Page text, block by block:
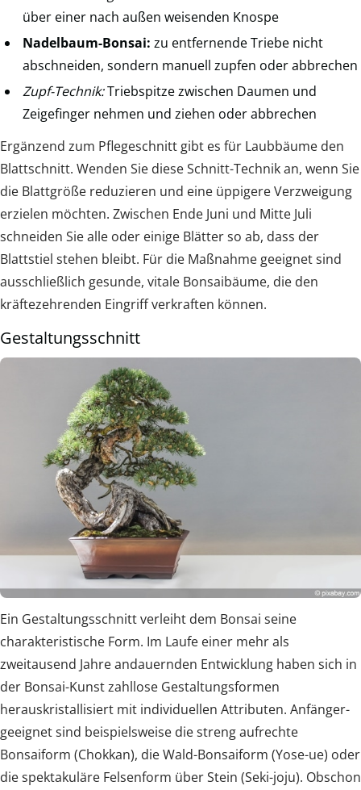
über einer nach außen weisenden Knospe
Nadelbaum-Bonsai: zu entfernende Triebe nicht
abschneiden, sondern manuell zupfen oder abbrechen
Zupf-Technik:Triebspitze zwischen Daumen und
Zeigefinger nehmen und ziehen oder abbrechen
Ergänzend zum Pflegeschnitt gibt es für Laubbäume den
Blattschnitt. Wenden Sie diese Schnitt-Technik an, wenn Sie
die Blattgröße reduzieren und eine üppigere Verzweigung
erzielen möchten. Zwischen Ende Juni und Mitte Juli
schneiden Sie alle oder einige Blätter so ab, dass der
Blattstiel stehen bleibt. Für die Maßnahme geeignet sind
ausschließlich gesunde, vitale Bonsaibäume, die den
kräftezehrenden Eingriff verkraften können.
Gestaltungsschnitt
Ein Gestaltungsschnitt verleiht dem Bonsai seine
charakteristische Form. Im Laufe einer mehr als
zweitausend Jahre andauernden Entwicklung haben sich in
der Bonsai-Kunst zahllose Gestaltungsformen
herauskristallisiert mit individuellen Attributen. Anfänger-
geeignet sind beispielsweise die streng aufrechte
Bonsaiform (Chokkan), die Wald-Bonsaiform (Yose-ue) oder
die spektakuläre Felsenform über Stein (Seki-joju). Obschon